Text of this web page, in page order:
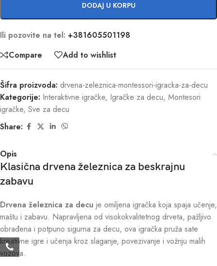
DODAJ U KORPU
Ili pozovite na tel: +381605501198
Compare
Add to wishlist
Šifra proizvoda: drvena-zeleznica-montessori-igracka-za-decu
Kategorije: Interaktivne igračke, Igračke za decu, Montesori
igračke, Sve za decu
Share:
Opis
Klasična drvena železnica za beskrajnu
zabavu
Drvena železnica za decu je omiljena igračka koja spaja učenje,
maštu i zabavu. Napravljena od visokokvalitetnog drveta, pažljivo
obrađena i potpuno sigurna za decu, ova igračka pruža sate
kreativne igre i učenja kroz slaganje, povezivanje i vožnju malih
vozova.